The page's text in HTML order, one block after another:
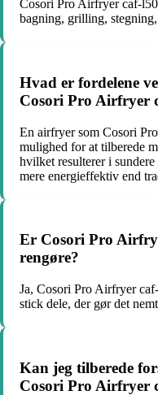
Cosori Pro Airfryer caf-
bagning, grilling,
Hvad er fordelene
Cosori Pro Airfryer
En airfryer som Cosori
mulighed for at tilberede
hvilket resulterer i
mere energieffektiv end
Er Cosori Pro
rengøre?
Ja, Cosori Pro Airfryer
stick dele, der gør det
Kan jeg tilberede
Cosori Pro Airfryer